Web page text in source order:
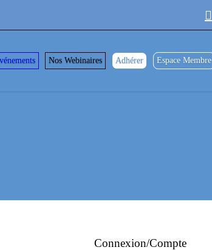
Nos Webinaires Adhérer Espace Membre
Connexion/Compte